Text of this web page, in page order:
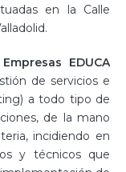
en la Calle
EDUCA
de servicios e
a todo tipo de
de la mano
incidiendo en
y técnicos que